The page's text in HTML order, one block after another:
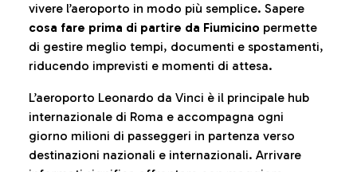
vivere l’aeroporto in modo più semplice. Sapere
cosa fare prima di partire da Fiumicino permette
di gestire meglio tempi, documenti e spostamenti,
riducendo imprevisti e momenti di attesa.
L’aeroporto Leonardo da Vinci è il principale hub
internazionale di Roma e accompagna ogni
giorno milioni di passeggeri in partenza verso
destinazioni nazionali e internazionali. Arrivare